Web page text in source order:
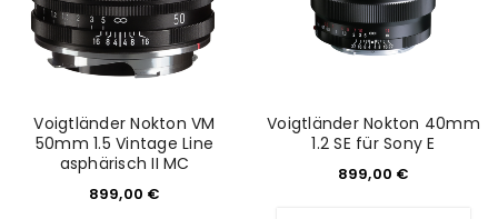
Voigtländer Nokton VM
50mm 1.5 Vintage Line
asphärisch II MC
899,00 €
Voigtländer Nokton 40mm
1.2 SE für Sony E
899,00 €